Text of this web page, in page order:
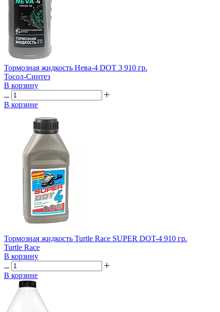
Тормозная жидкость Нева-4 DOT 3 910 гр.
Тосол-Синтез
В корзину
В корзине
Тормозная жидкость Turtle Race SUPER DOT-4 910 гр.
Turtle Race
В корзину
В корзине